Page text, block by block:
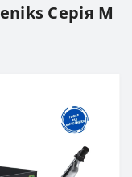
Серія M